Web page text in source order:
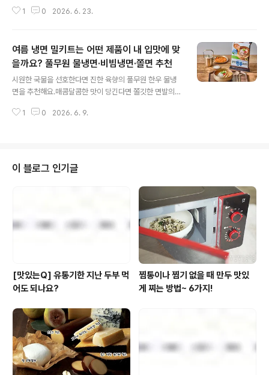
각나는 대표 음식인 전과 따뜻한 누룽지는 장마철 별미로
마철 식탁을 더욱 풍성하게 즐겨보세요. 장마철에는 어떤
음식을 주로 즐기나요?기상청에 따르면, 한국의 장마는보
통 6월 하순부터 7월 하순까지 이어져요.비가 오는 날이면
기름에 지글지글 부쳐낸 전이나 구수한 음식이 생각나는데
요.특히 비 오는 날 들리는 빗소리가 전을 부칠 때 나는 소
리와 비슷하게 느껴지면서 전을 찾는 사람들이 많아진다는
1 0 2026. 6. 23.
여름 냉면 밀키트는 어떤 제품이 내 입맛에 맞
을까요? 풀무원 물냉면·비빔냉면·쫄면 추천
시원한 국물을 선호한다면 진한 육향의 풀무원 한우 물냉
면을 추천해요.매콤달콤한 맛이 당긴다면 쫄깃한 면발의
면, 가볍고 건강한 풀무원 저당 생쫄면을 선택해 보세요. 깊
수를 살짝 얼려서 먹으면고기의 육향에 청량감까지 느끼실
수 있어요. 맛있게 먹는 팁: 삶은 달걀이나 아삭한 오이를
곁들이면 좋아요. 또, 풀무원 반듯한식 떡갈비와 함께 드시
면 더욱 풍성한 맛을 즐길 수 있습니다.칼로리: 1인분(423
g)당 430kcal [1분 완성 조리법]800cc(약 4컵)의 끓는
물에 면을 넣은 후 살..
1 0 2026. 6. 9.
이 블로그 인기글
[맛있는Q] 유통기한 지난 두부 먹
어도 되나요?
찜통이나 찜기 없을 때 만두 맛있
게 찌는 방법~ 6가지!